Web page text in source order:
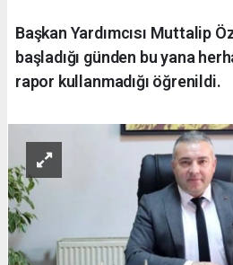
Başkan Yardımcısı Muttalip
başladığı günden bu yana
rapor kullanmadığı öğrenildi.